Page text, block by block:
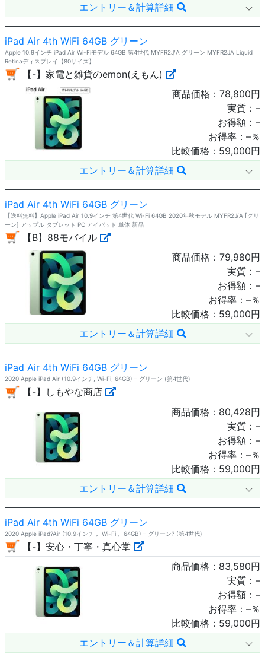
エントリー＆計算詳細
iPad Air 4th WiFi 64GB グリーン
Apple 10.9インチ iPad Air Wi-Fiモデル 64GB 第4世代 MYFR2J/A グリーン MYFR2JA Liquid
Retinaディスプレイ【80サイズ】
【-】家電と雑貨のemon(えもん)
商品価格： 78,800円
実質： –
お得額： –
お得率： –％
比較価格： 59,000円
エントリー＆計算詳細
iPad Air 4th WiFi 64GB グリーン
【送料無料】Apple iPad Air 10.9インチ 第4世代 Wi-Fi 64GB 2020年秋モデル MYFR2J/A [グリ
ーン] アップル タブレット PC アイパッド 単体 新品
【B】88モバイル
商品価格： 79,980円
実質： –
お得額： –
お得率： –％
比較価格： 59,000円
エントリー＆計算詳細
iPad Air 4th WiFi 64GB グリーン
2020 Apple iPad Air (10.9インチ, Wi-Fi, 64GB) – グリーン (第4世代)
【-】しもやな商店
商品価格： 80,428円
実質： –
お得額： –
お得率： –％
比較価格： 59,000円
エントリー＆計算詳細
iPad Air 4th WiFi 64GB グリーン
2020 Apple iPad?Air (10.9インチ， Wi-Fi， 64GB) – グリーン? (第4世代)
【-】安心・丁寧・真心堂
商品価格： 83,580円
実質： –
お得額： –
お得率： –％
比較価格： 59,000円
エントリー＆計算詳細